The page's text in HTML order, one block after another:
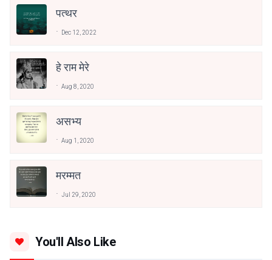
पत्थर
Dec 12, 2022
हे राम मेरे
Aug 8, 2020
असभ्य
Aug 1, 2020
मरम्मत
Jul 29, 2020
You'll Also Like